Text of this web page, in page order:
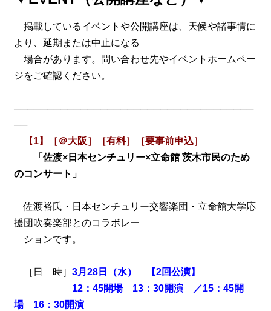
掲載しているイベントや公開講座は、天候や諸事情に
より、延期または中止になる
場合があります。問い合わせ先やイベントホームペー
ジをご確認ください。
────────────────────────────────────
──
【1】［＠大阪］［有料］［要事前申込］
「佐渡×日本センチュリー×立命館 茨木市民のため
のコンサート」
佐渡裕氏・日本センチュリー交響楽団・立命館大学応
援団吹奏楽部とのコラボレー
ションです。
［日 時］ 3月28日（水） 【2回公演】
12：45開場 13：30開演 ／15：45開
場 16：30開演